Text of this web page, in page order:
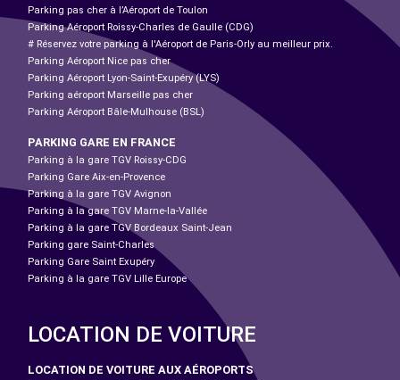
Parking pas cher à l’Aéroport de Toulon
Parking Aéroport Roissy-Charles de Gaulle (CDG)
# Réservez votre parking à l'Aéroport de Paris-Orly au meilleur prix.
Parking Aéroport Nice pas cher
Parking Aéroport Lyon-Saint-Exupéry (LYS)
Parking aéroport Marseille pas cher
Parking Aéroport Bâle-Mulhouse (BSL)
PARKING GARE EN FRANCE
Parking à la gare TGV Roissy-CDG
Parking Gare Aix-en-Provence
Parking à la gare TGV Avignon
Parking à la gare TGV Marne-la-Vallée
Parking à la gare TGV Bordeaux Saint-Jean
Parking gare Saint-Charles
Parking Gare Saint Exupéry
Parking à la gare TGV Lille Europe
LOCATION DE VOITURE
LOCATION DE VOITURE AUX AÉROPORTS